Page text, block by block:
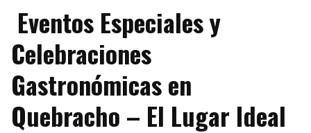
Eventos Especiales y
Celebraciones
Gastronómicas en
Quebracho – El Lugar Ideal